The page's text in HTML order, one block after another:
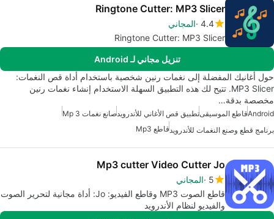
Ringtone Cutter: MP3 Slicer
4.4 المجاني
Ringtone Cutter: MP3 Slicer
تنزيل مجاني لـ Android
حول أغانيك المفضلة إلى نغمات رنين شخصية باستخدام أداة قص النغمات:
MP3 Slicer. تتيح لك هذه التطبيق السهلة الاستخدام إنشاء نغمات رنين
مخصصة بدقة…
Androidقاطع الموسيقىتطبيق قص الأغاني للأندرويدصانع نغمات Mp 3
برنامج قطع وصنع النغمات للأندرويدقاطع Mp3
Mp3 cutter Video Cutter Jo
5 المجاني
قاطع الصوت MP3 وقاطع الفيديو: Jo: أداة مجانية لتحرير الصوت
والفيديو لنظام الأندرويد